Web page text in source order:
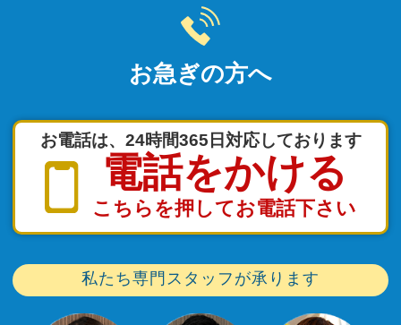
お急ぎの方へ
お電話は、24時間365日対応しております
電話をかける
こちらを押してお電話下さい
私たち専門スタッフが承ります